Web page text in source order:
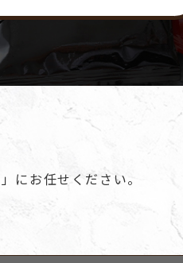
にお任せください。